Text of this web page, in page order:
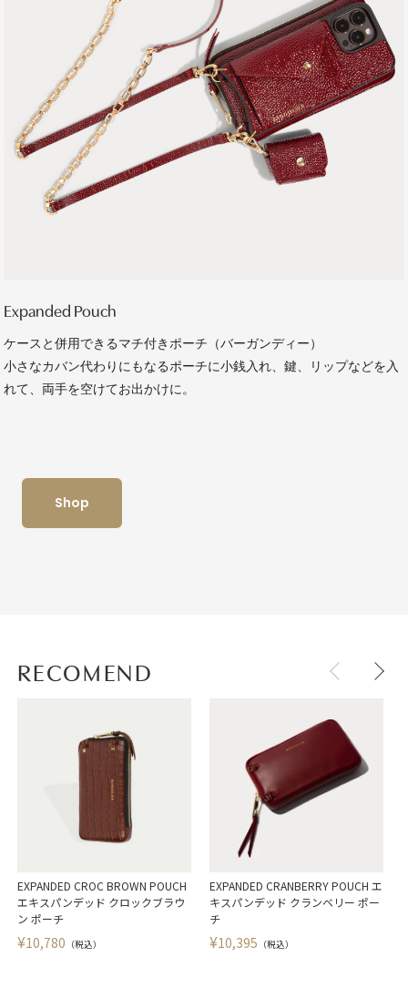
Expanded Pouch
ケースと併用できるマチ付きポーチ（バーガンディー）
小さなカバン代わりにもなるポーチに小銭入れ、鍵、リップなどを入
れて、両手を空けてお出かけに。
Shop
RECOMEND
EXPANDED CROC BROWN POUCH
エキスパンデッド クロックブラウ
ン ポーチ
¥10,780 （税込）
EXPANDED CRANBERRY POUCH エ
キスパンデッド クランベリー ポー
チ
¥10,395 （税込）